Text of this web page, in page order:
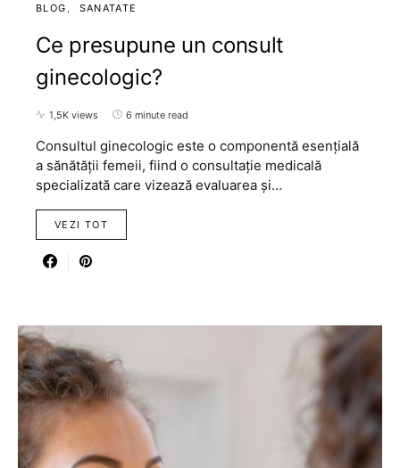
BLOG SANATATE
Ce presupune un consult
ginecologic?
1,5K views 6 minute read
Consultul ginecologic este o componentă esențială
a sănătății femeii, fiind o consultație medicală
specializată care vizează evaluarea și…
VEZI TOT